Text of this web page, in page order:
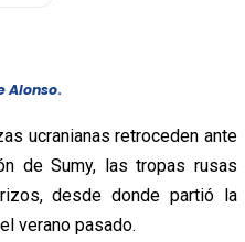
Alonso.
ucranianas retroceden ante
de Sumy, las tropas rusas
desde donde partió la
verano pasado.